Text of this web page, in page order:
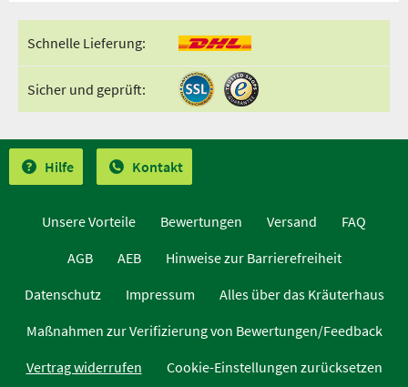
Schnelle Lieferung:
Sicher und geprüft:
Hilfe Kontakt
Unsere Vorteile Bewertungen Versand
FAQ
AGB
AEB
Hinweise zur Barrierefreiheit
Datenschutz
Impressum
Alles über das Kräuterhaus
Maßnahmen zur Verifizierung von Bewertungen/Feedback
Vertrag widerrufen
Cookie-Einstellungen zurücksetzen